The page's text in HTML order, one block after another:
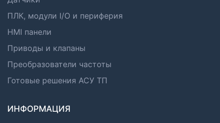
ПЛК, модули I/O и периферия
HMI панели
Приводы и клапаны
Преобразователи частоты
Готовые решения АСУ ТП
ИНФОРМАЦИЯ